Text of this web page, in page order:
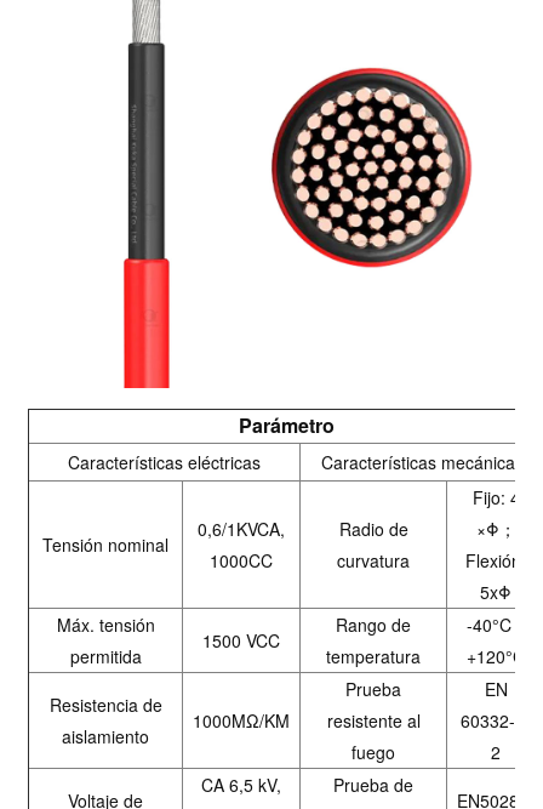
Parámetro
Características eléctricas Características mecánicas
Tensión nominal
0,6/1KVCA,
1000CC
Radio de
curvatura
Fijo: 4
×Φ；
Flexión:
5xΦ
Máx. tensión
permitida
1500 VCC
Rango de
temperatura
-40°C ~
+120°C
Resistencia de
aislamiento
1000ΜΩ/KM
Prueba
resistente al
fuego
EN
60332-1-
2
Voltaje de
CA 6,5 kV,
Prueba de
EN50289-